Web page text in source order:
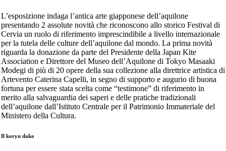
L’esposizione indaga l’antica arte giapponese dell’aquilone
presentando 2 assolute novità che riconoscono allo storico Festival di
Cervia un ruolo di riferimento imprescindibile a livello internazionale
per la tutela delle culture dell’aquilone dal mondo. La prima novità
riguarda la donazione da parte del Presidente della Japan Kite
Association e Direttore del Museo dell’Aquilone di Tokyo Masaaki
Modegi di più di 20 opere della sua collezione alla direttrice artistica di
Artevento Caterina Capelli, in segno di supporto e augurio di buona
fortuna per essere stata scelta come “testimone” di riferimento in
merito alla salvaguardia dei saperi e delle pratiche tradizionali
dell’aquilone dall’Istituto Centrale per il Patrimonio Immateriale del
Ministero della Cultura.
Il koryu dako